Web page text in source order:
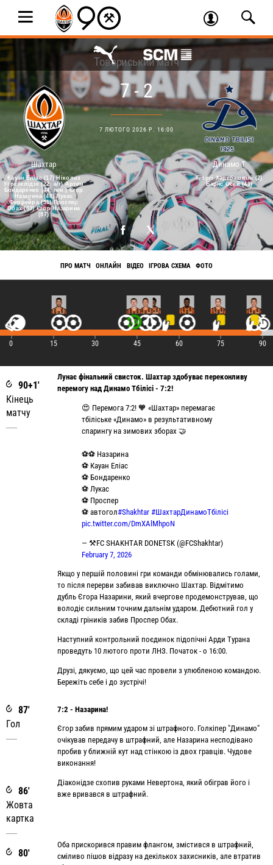
Шахтар
Кауан Еліас (17) Ніколоз
Угрехелідзе (22, а/г) Артем
Бондаренко (44, пен.) Єгор
Назарина (48) Лукас
Феррейра (51) Проспер
Обах (63) Єгор Назарина
(87)
Товариський матч
7 - 2
7 ЛЮТОГО 2026 Р. 16:00
Динамо Т
Гіоргі Харебашвілі (2)
Барнс Осей (41)
ПРО МАТЧ ОНЛАЙН ВІДЕО ІГРОВА СХЕМА ФОТО
|
0
|
15
|
30
|
45
|
60
|
75
|
90
90+1'
Кінець
матчу
Лунає фінальний свисток. Шахтар здобуває переконливу
перемогу над Динамо Тбілісі - 7:2!
😍 Перемога 7:2! 🧡 «Шахтар» перемагає
тбіліське «Динамо» в результативному
спарингу на зимових зборах 🤝
⚽️⚽️ Назарина
⚽️ Кауан Еліас
⚽️ Бондаренко
⚽️ Лукас
⚽️ Проспер
⚽️ автогол#Shakhtar #ШахтарДинамоТбілісі
pic.twitter.com/DmXAlMhpoN
— ⚒FC SHAKHTAR DONETSK (@FCShakhtar)
February 7, 2026
Якщо у першій половині гри команди обмінювались голами,
то після перерви забивав виключно Шахтар. Відмітимо
дубль Єгора Назарини, який вчергове продемонстрував, що
володіє сильним точним дальнім ударом. Дебютний гол у
складі гріників забив Проспер Обах.
Наступний контрольний поєдинок підопічні Арди Турана
проведуть 10 лютого проти ЛНЗ. Початок - о 16:00.
Друзі, дякуємо, що цей час провели з улюбленою командою.
Бережіть себе і до зустрічі!
87'
Гол
7:2 - Назарина!
Єгор забив прямим ударом зі штрафного. Голкіпер "Динамо"
очікував передачу в штрафний, але Назарина несподівано
пробив у ближній кут над стінкою із двох гравців. Чудове
виконання!
86'
Жовта
картка
Діаконідзе схопив руками Невертона, який обіграв його і
вже вривався в штрафний.
80'
Оба прискорився правим флангом, змістився в штрафний,
сміливо пішов відразу на декількох захисників, але втратив